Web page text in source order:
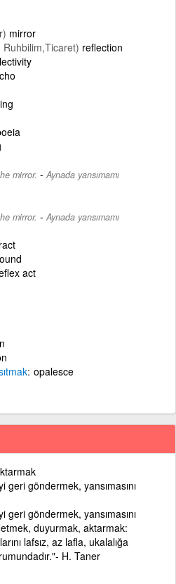
mirror
Ruhbilim,Ticaret) reflection
mirror. - Aynada yansımamı
mirror. - Aynada yansımamı
act
opalesce
geri göndermek, yansımasını
geri göndermek, yansımasını
duyurmak, aktarmak:
lafsız, az lafla, ukalalığa
H. Taner